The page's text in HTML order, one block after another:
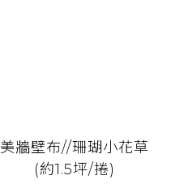
美牆壁布//珊瑚小花草
(約1.5坪/捲)